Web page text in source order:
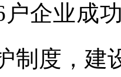
户企业成
制度 ，建